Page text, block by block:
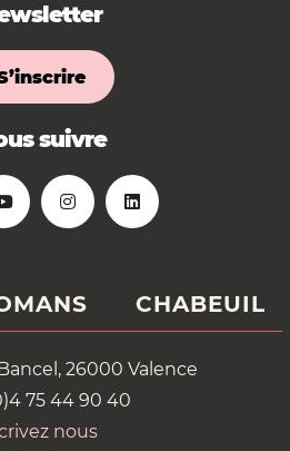
suivre
CHABEUIL
26000 Valence
75 44 90 40
nous